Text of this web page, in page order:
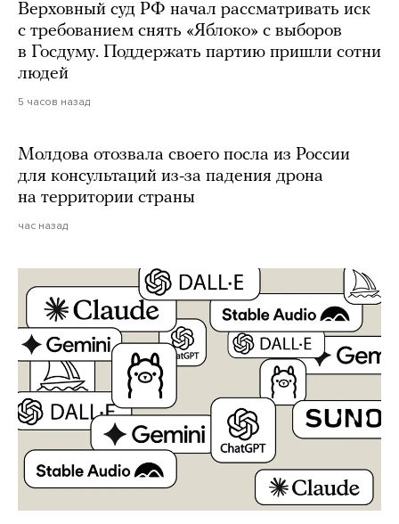
Верховный суд РФ начал рассматривать иск
с требованием снять «Яблоко» с выборов
в Госдуму. Поддержать партию пришли сотни
людей
5 часов назад
Молдова отозвала своего посла из России
для консультаций из-за падения дрона
на территории страны
час назад